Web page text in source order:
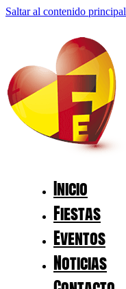
Saltar al contenido principal
Inicio
Fiestas
Eventos
Noticias